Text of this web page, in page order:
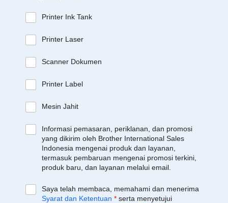
Printer Ink Tank
Printer Laser
Scanner Dokumen
Printer Label
Mesin Jahit
Informasi pemasaran, periklanan, dan promosi
yang dikirim oleh Brother International Sales
Indonesia mengenai produk dan layanan,
termasuk pembaruan mengenai promosi terkini,
produk baru, dan layanan melalui email.
Saya telah membaca, memahami dan menerima
Syarat dan Ketentuan * serta menyetujui